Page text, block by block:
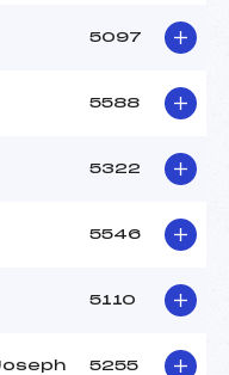
5097
5588
5322
5546
5110
5255